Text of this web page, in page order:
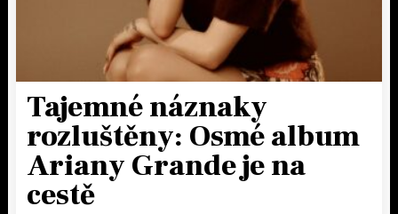
Tajemné náznaky
rozluštěny: Osmé album
Ariany Grande je na
cestě